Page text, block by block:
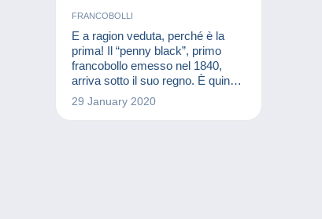
FRANCOBOLLI
E a ragion veduta, perché è la
prima! Il “penny black”, primo
francobollo emesso nel 1840,
arriva sotto il suo regno. È quindi
assolutamente normale trovarci il
ritratto della regina. Aggiungiamo
29 January 2020